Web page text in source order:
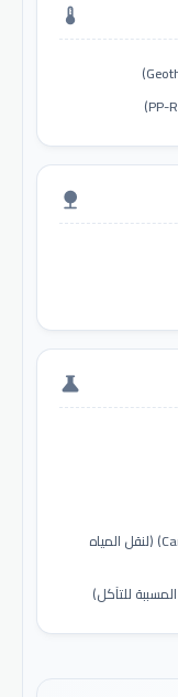
thermostat
nature
science
أنابيب الفولاذ الكربوني (Carbon Steel Pipes) (لنقل المياه